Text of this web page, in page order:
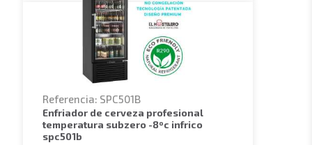
Referencia: SPC501B
enfriador de cerveza profesional
temperatura subzero -8ºc infrico
spc501b